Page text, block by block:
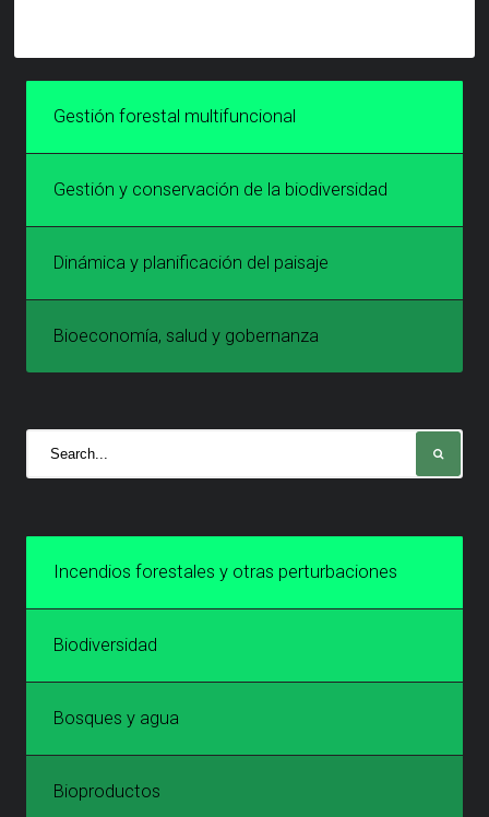
Gestión forestal multifuncional
Gestión y conservación de la biodiversidad
Dinámica y planificación del paisaje
Bioeconomía, salud y gobernanza
Incendios forestales y otras perturbaciones
Biodiversidad
Bosques y agua
Bioproductos